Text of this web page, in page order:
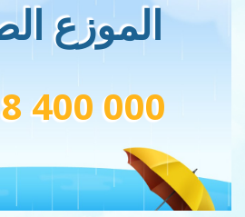
الموزع
400 000